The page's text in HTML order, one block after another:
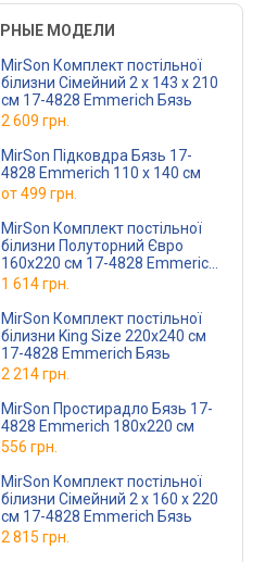
МОДЕЛИ
MirSon Комплект постільної
білизни Сімейний 2 x 143 x 210
см 17-4828 Emmerich Бязь
2 609 грн.
MirSon Підковдра Бязь 17-
4828 Emmerich 110 x 140 см
от499 грн.
MirSon Комплект постільної
білизни Полуторний Євро
160x220 см 17-4828 Emmerich
Бязь
1 614 грн.
MirSon Комплект постільної
білизни King Size 220x240 см
17-4828 Emmerich Бязь
2 214 грн.
MirSon Простирадло Бязь 17-
4828 Emmerich 180x220 см
556 грн.
MirSon Комплект постільної
білизни Сімейний 2 x 160 x 220
см 17-4828 Emmerich Бязь
2 815 грн.